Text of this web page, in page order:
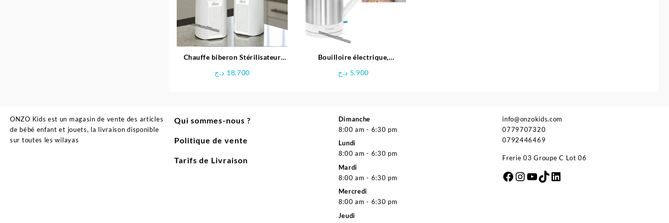
Chauffe biberon Stérilisateur
18.700 د.ج
Bouilloire électrique,
BOMANN
5.900 د.ج
ONZO Kids est un magasin de vente des articles
de bébé enfant et jouets, la livraison disponible
sur toutes les wilayas
Qui sommes-nous ?
Politique de vente
Tarifs de Livraison
Dimanche
8:00 am - 6:30 pm
Lundi
8:00 am - 6:30 pm
Mardi
8:00 am - 6:30 pm
Mercredi
8:00 am - 6:30 pm
Jeudi
info@onzokids.com
0779707320
0792446469
Frerie 03 Groupe C Lot 06
Facebook
Instagram
YouTube
TikTok
LinkedIn